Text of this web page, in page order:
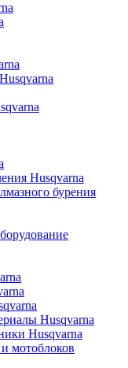
Husqvarna
бурения
Husqvarna
Husqvarna
мотоблоков